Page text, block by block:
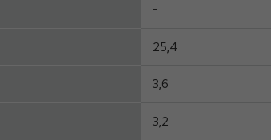
-
25,4
3,6
3,2